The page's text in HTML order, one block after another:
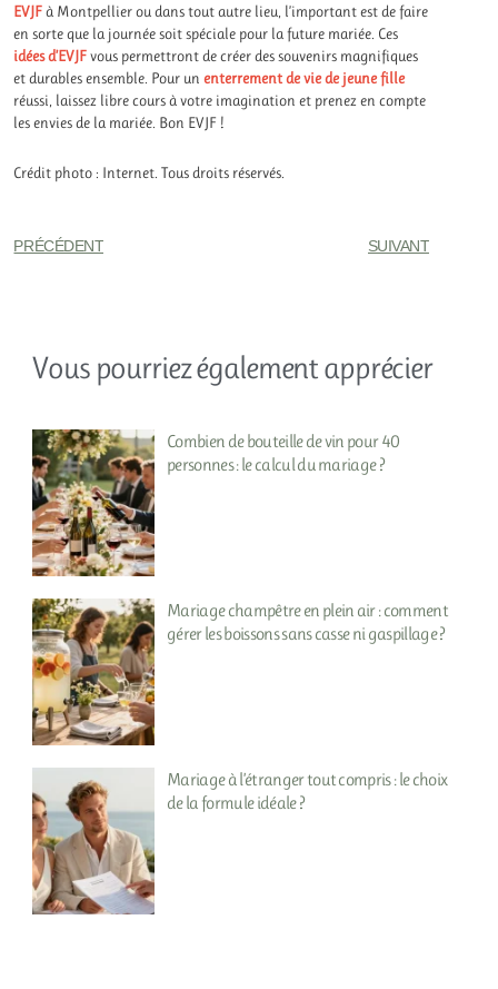
EVJFà Montpellier ou dans tout autre lieu, l’important est de faire
en sorte que la journée soit spéciale pour la future mariée. Ces
idées d’EVJFvous permettront de créer des souvenirs magnifiques
et durables ensemble. Pour unenterrement de vie de jeune fille
réussi, laissez libre cours à votre imagination et prenez en compte
les envies de la mariée. Bon EVJF !
Crédit photo : Internet. Tous droits réservés.
PRÉCÉDENT SUIVANT
Vous pourriez également apprécier
Combien de bouteille de vin pour 40
personnes : le calcul du mariage ?
Mariage champêtre en plein air : comment
gérer les boissons sans casse ni gaspillage ?
Mariage à l’étranger tout compris : le choix
de la formule idéale ?